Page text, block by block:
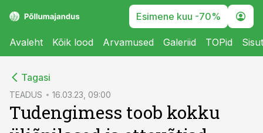
Esimene kuu -70%
Avaleht Kõik lood Arvamused Galeriid TOPid
Tagasi
TEADUS 16.03.23, 09:00
Tudengimess toob kokku